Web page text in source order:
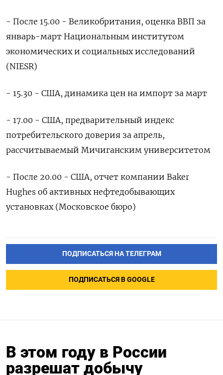
- После 15.00 - Великобритания, оценка ВВП за
январь-март Национальным институтом
экономических и социальных исследований
(NIESR)
- 15.30 - США, динамика цен на импорт за март
- 17.00 - США, предварительный индекс
потребительского доверия за апрель,
рассчитываемый Мичиганским университетом
- После 20.00 - США, отчет компании Baker
Hughes об активных нефтедобывающих
установках (Московское бюро)
ПОДПИСАТЬСЯ НА ТЕЛЕГРАМ
ПОДПИСАТЬСЯ В GOOGLE
В этом году в России
разрешат добычу